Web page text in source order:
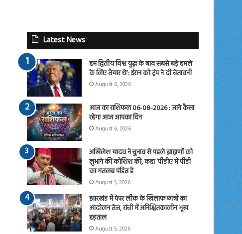
Latest News
हम द्वितीय विश्व युद्ध के बाद सबसे बड़े हमले
के लिए तैयार थे’: ईरान को ट्रंप ने दी चेतावनी
August 6, 2026
आज का राशिफल 06-08-2026 : जाने कैसा
रहेगा आज आपका दिन
August 6, 2026
अखिलेश यादव ने चुनाव से पहले ब्राह्मणों को
लुभाने की कोशिश की, कहा ‘पीडीए में पीडी
का मतलब पंडित है
August 5, 2026
झारखंड में पेपर लीक के खिलाफ छात्रों का
आंदोलन तेज, रांची में अनिश्चितकालीन भूख
हड़ताल
August 5, 2026